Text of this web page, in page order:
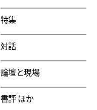
特集
対話
論壇と現場
書評 ほか